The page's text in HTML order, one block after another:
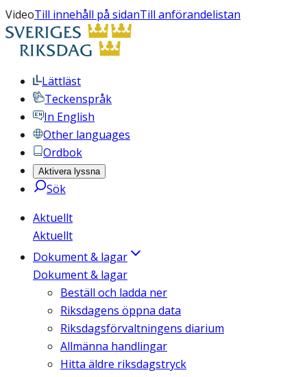
VideoTill innehåll på sidanTill anförandelistan
Lättläst
Teckenspråk
In English
Other languages
Ordbok
Aktivera lyssna
Sök
Aktuellt
Aktuellt
Dokument & lagar
Dokument & lagar
Beställ och ladda ner
Riksdagens öppna data
Riksdagsförvaltningens diarium
Allmänna handlingar
Hitta äldre riksdagstryck